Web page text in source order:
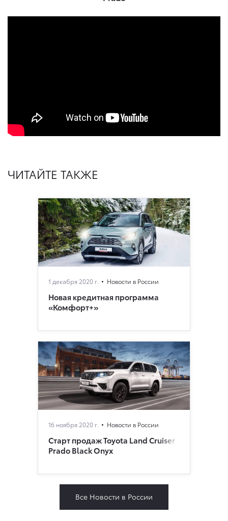
ЧИТАЙТЕ ТАКЖЕ
1 декабря 2020 г. Новости в России
Новая кредитная программа
«Комфорт+»
16 ноября 2020 г. Новости в России
Старт продаж Toyota Land Cruiser
Prado Black Onyx
Все Новости в России